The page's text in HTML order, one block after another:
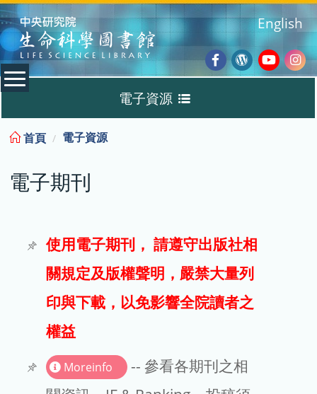
:::
Facebook
Wordpress
English
電子資源
電子期刊
試用
文章處理費
首頁 電子資源
電子期刊
使用電子期刊， 請遵守出版社相
關規定及版權聲明，嚴禁大量列
印與下載，以免影響全院讀者之
權益
Moreinfo
-- 參看各期刊之相